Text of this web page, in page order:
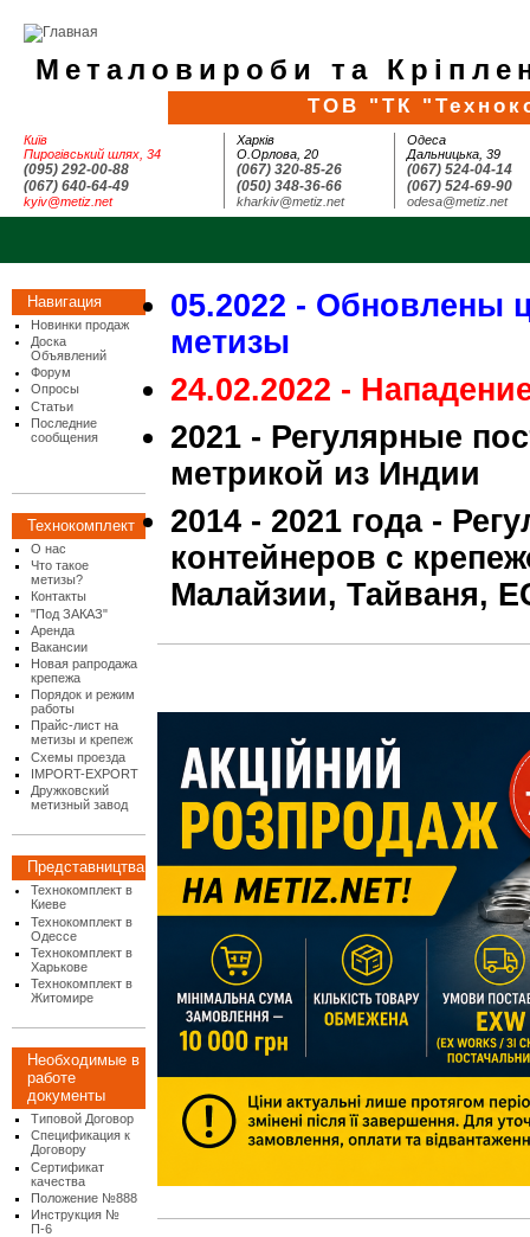
Металовироби та
ТОВ "ТК
Київ
Пирогівський шлях, 34
(095) 292-00-88
(067) 640-64-49
kyiv@metiz.net
Харків
О.Орлова, 20
(067) 320-85-26
(050) 348-36-66
kharkiv@metiz.net
Одеса
Дальницька, 39
(067) 524-04-14
(067) 524-69-90
odesa@metiz.net
Навигация
Новинки продаж
Доска
Объявлений
Форум
Опросы
Статьи
Последние
сообщения
Технокомплект
О нас
Что такое
метизы?
Контакты
"Под ЗАКАЗ"
Аренда
Вакансии
Новая рапродажа
крепежа
Порядок и режим
работы
Прайс-лист на
метизы и крепеж
Схемы проезда
IMPORT-EXPORT
Дружковский
метизный завод
Представництва
Технокомплект в
Киеве
Технокомплект в
Одессе
Технокомплект в
Харькове
Технокомплект в
Житомире
Необходимые в
работе
документы
Типовой Договор
Спецификация к
Договору
Сертификат
качества
Положение №888
Инструкция №
П-6
05.2022 - Обновлены
метизы
24.02.2022 -
2021 - Регулярные
метрикой из Индии
2014 - 2021 года -
контейнеров с
Малайзии, Тайваня,